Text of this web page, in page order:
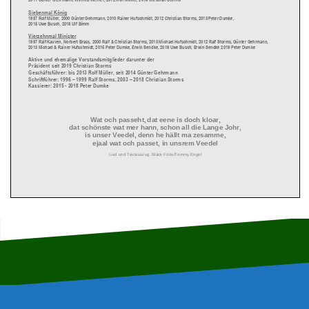
Siebenmal König
1987 Rolf Müller, 2000 Günter Gehrmann, 2010 Rainer Hufschmidt, 2012 Christian Storms, 2013 Peter Dumke,
2015 Uwe Busch, 2016 Ulf Bimm
Vierzehnmal Minister
1987 Ralf Kauven, Norbert Brass, 2000 Ralf & Christian Storms, 2010 Michael Hufschmidt, 2012 Ralf Storms, Günter Gehrmann,
2013 Michael & Rainer Hufschmidt, 2015 Peter Dumke, Erwin Sendke, 2016 Uwe Busch, Erwin Sendke 2019 Peter Dumke
Aktive und ehemalige Vorstandsmitglieder darunter der
Präsident seit 2019 Christian Storms
Geschäftsführer: bis 2013 Rolf Müller, seit 2014 Günter Gehrmann
Schriftführer: 1996 –1999 Ralf Storms, 2003 –2018 Christian Storms
Kassierer: 2015- 2018 Peter Dumke
Wat och passeht, dat eene is doch kloar,
dat schönste wat mer hann schon all die Lange Johr
is unser Veedel denn he hällt ma zesamme
ejaal wat och passet in unsrem Veedel
Lied und Textauszug : Bläck Föös/Tommy Engel
Fahnengruppe“ Dorthausen 1998